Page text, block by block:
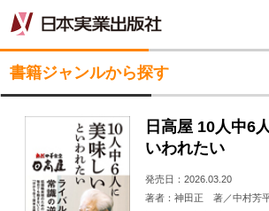
書籍ジャンルから探す
日高屋 10人中6
いわれたい
発売日
2026.03.20
著者
神田正 著／中村芳